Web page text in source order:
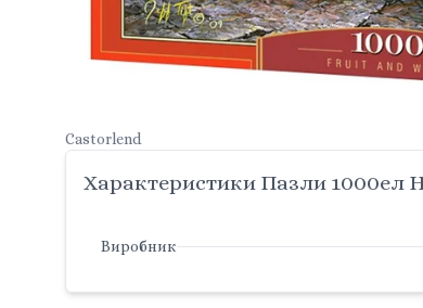
Castorlend
Характеристики Пазли 1000ел
Виробник